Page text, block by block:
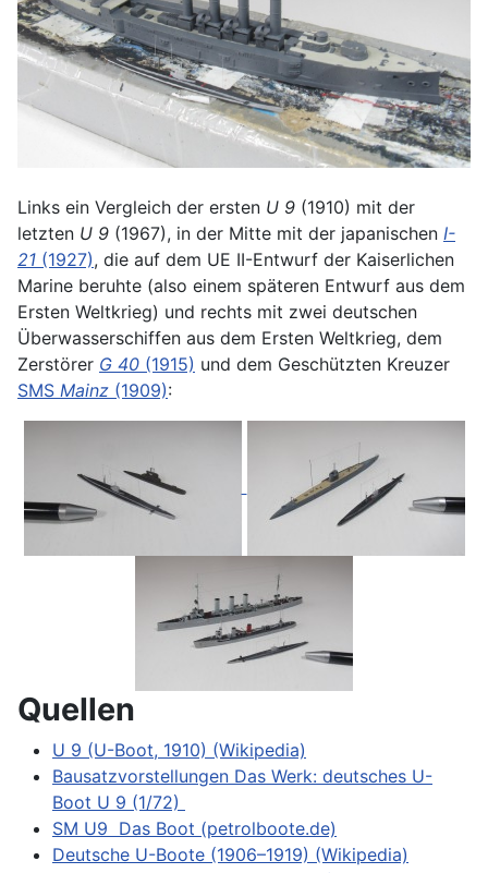
Links ein Vergleich der ersten U 9 (1910) mit der
letzten U 9 (1967), in der Mitte mit der japanischen I-
21 (1927), die auf dem UE II-Entwurf der Kaiserlichen
Marine beruhte (also einem späteren Entwurf aus dem
Ersten Weltkrieg) und rechts mit zwei deutschen
Überwasserschiffen aus dem Ersten Weltkrieg, dem
Zerstörer G 40 (1915) und dem Geschützten Kreuzer
SMS Mainz (1909):
Quellen
U 9 (U-Boot, 1910) (Wikipedia)
Bausatzvorstellungen Das Werk: deutsches U-
Boot U 9 (1/72)
SM U9 Das Boot (petrolboote.de)
Deutsche U-Boote (1906–1919) (Wikipedia)